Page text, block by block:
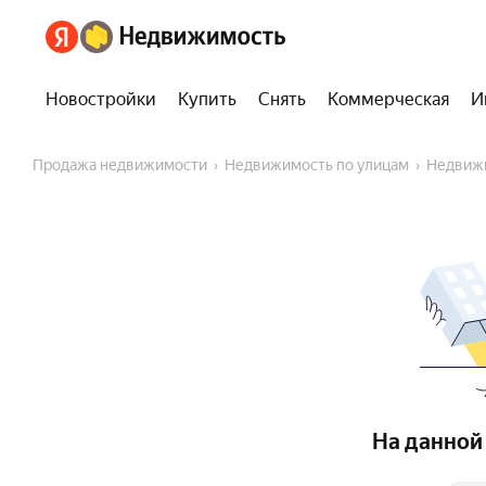
Новостройки Купить Снять Коммерческая
Продажа недвижимости Недвижимость по улицам
На